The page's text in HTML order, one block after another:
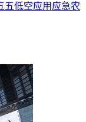
五低空应用 应急农